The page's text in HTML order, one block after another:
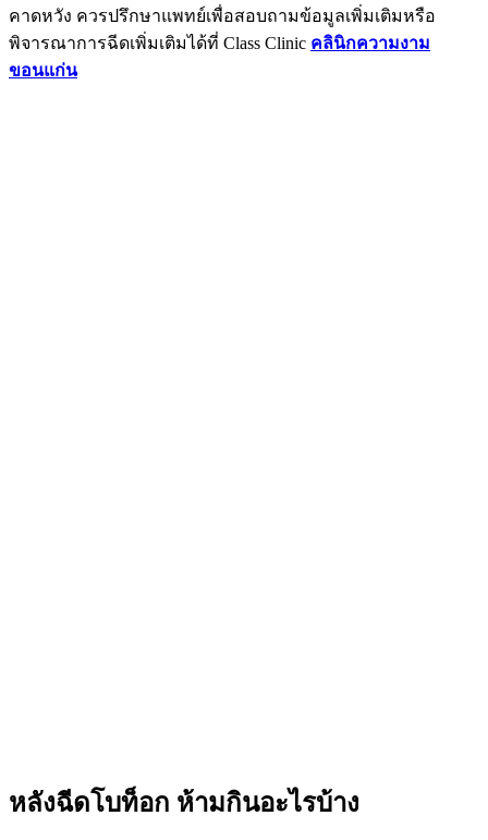
คาดหวัง ควรปรึกษาแพทย์เพื่อสอบถามข้อมูลเพิ่มเติมหรือ
พิจารณาการฉีดเพิ่มเติมได้ที่ Class Clinic คลินิกความงาม
ขอนแก่น
หลังฉีดโบท็อก ห้ามกินอะไรบ้าง